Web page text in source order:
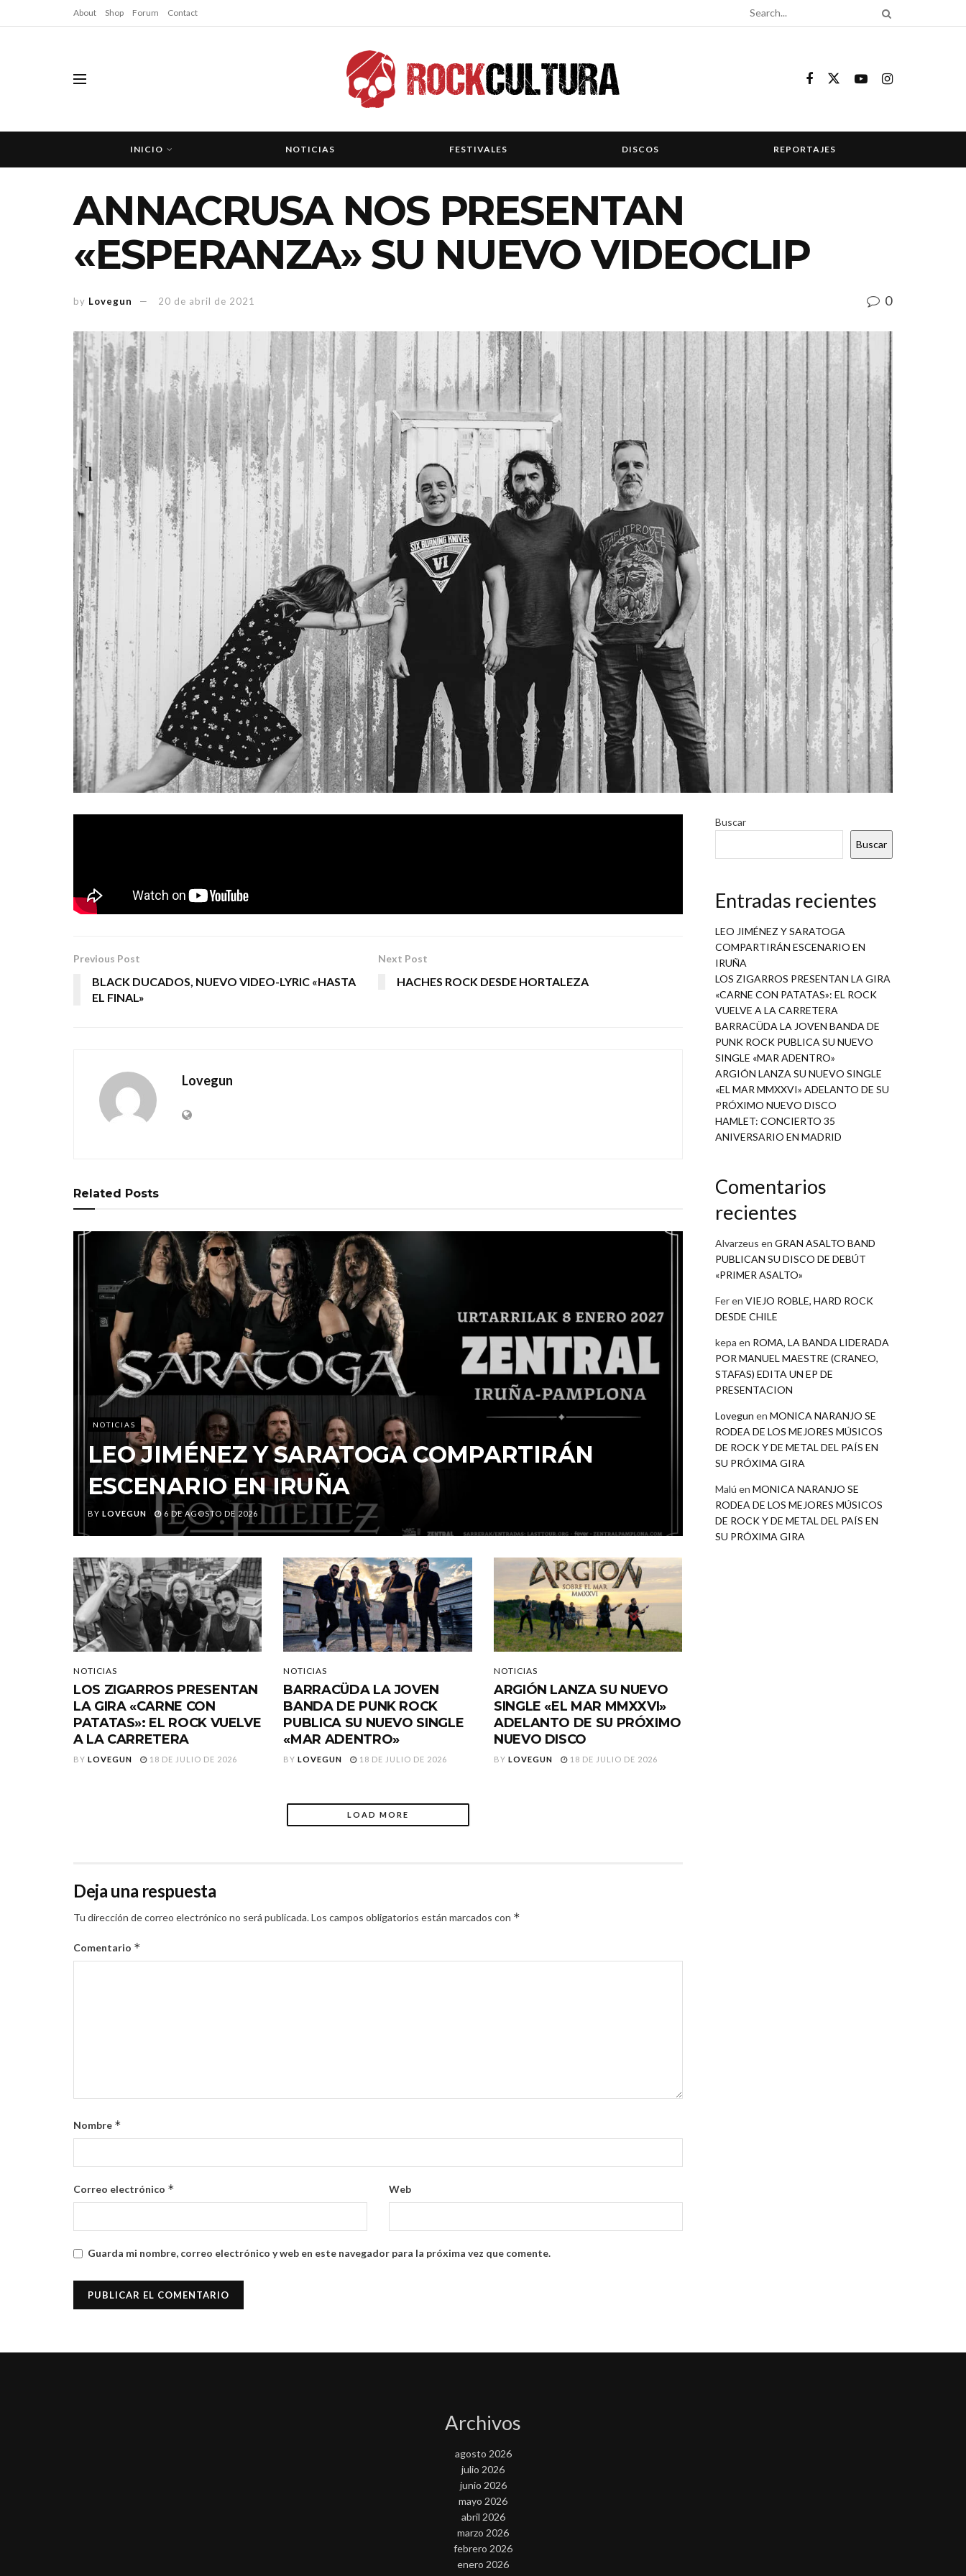
About Shop Forum Contact
INICIO NOTICIAS FESTIVALES DISCOS REPORTAJES
ANNACRUSA NOS PRESENTAN
«ESPERANZA» SU NUEVO VIDEOCLIP
by Lovegun 20 de abril de 2021 0
Tags: annacrusa esperanza rock alternativo
Previous Post
BLACK DUCADOS, NUEVO VIDEO-LYRIC «HASTA
EL FINAL»
Next Post
HACHES ROCK DESDE HORTALEZA
Lovegun
Related Posts
NOTICIAS
LEO JIMÉNEZ Y SARATOGA COMPARTIRÁN
ESCENARIO EN IRUÑA
BY LOVEGUN 6 DE AGOSTO DE 2026
NOTICIAS
LOS ZIGARROS PRESENTAN
LA GIRA «CARNE CON
PATATAS»: EL ROCK VUELVE
A LA CARRETERA
BY LOVEGUN 18 DE JULIO DE 2026
NOTICIAS
BARRACÜDA LA JOVEN
BANDA DE PUNK ROCK
PUBLICA SU NUEVO SINGLE
«MAR ADENTRO»
BY LOVEGUN 18 DE JULIO DE 2026
NOTICIAS
ARGIÓN LANZA SU NUEVO
SINGLE «EL MAR MMXXVI»
ADELANTO DE SU PRÓXIMO
NUEVO DISCO
BY LOVEGUN 18 DE JULIO DE 2026
LOAD MORE
Deja una respuesta
Tu dirección de correo electrónico no será publicada.Los campos obligatorios están marcados con *
Comentario *
Nombre *
Correo electrónico * Web
Guarda mi nombre, correo electrónico y web en este navegador para la próxima vez que comente.
Buscar
Buscar
Entradas recientes
LEO JIMÉNEZ Y SARATOGA
COMPARTIRÁN ESCENARIO EN
IRUÑA
LOS ZIGARROS PRESENTAN LA GIRA
«CARNE CON PATATAS»: EL ROCK
VUELVE A LA CARRETERA
BARRACÜDA LA JOVEN BANDA DE
PUNK ROCK PUBLICA SU NUEVO
SINGLE «MAR ADENTRO»
ARGIÓN LANZA SU NUEVO SINGLE
«EL MAR MMXXVI» ADELANTO DE SU
PRÓXIMO NUEVO DISCO
HAMLET: CONCIERTO 35
ANIVERSARIO EN MADRID
Comentarios
recientes
Alvarzeus en GRAN ASALTO BAND
PUBLICAN SU DISCO DE DEBÚT
«PRIMER ASALTO»
Feren VIEJO ROBLE, HARD ROCK
DESDE CHILE
kepa en ROMA, LA BANDA LIDERADA
POR MANUEL MAESTRE (CRANEO,
STAFAS) EDITA UN EP DE
PRESENTACION
Lovegun en MONICA NARANJO SE
RODEA DE LOS MEJORES MÚSICOS
DE ROCK Y DE METAL DEL PAÍS EN
SU PRÓXIMA GIRA
Malú en MONICA NARANJO SE
RODEA DE LOS MEJORES MÚSICOS
DE ROCK Y DE METAL DEL PAÍS EN
SU PRÓXIMA GIRA
Archivos
agosto 2026
julio 2026
junio 2026
mayo 2026
abril 2026
marzo 2026
febrero 2026
enero 2026